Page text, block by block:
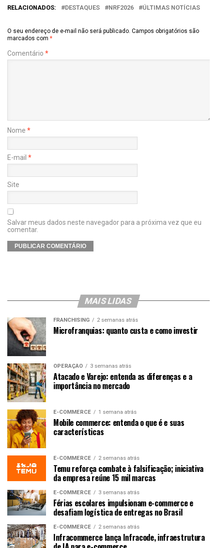
RELACIONADOS: DESTAQUES NRF2026 ÚLTIMAS NOTÍCIAS
O seu endereço de e-mail não será publicado. Campos obrigatórios são
marcados com *
Comentário *
Nome *
E-mail *
Site
Salvar meus dados neste navegador para a próxima vez que eu
comentar.
MAIS LIDAS
FRANCHISING 2 semanas atrás
Microfranquias: quanto custa e como investir
OPERAÇÃO 3 semanas atrás
Atacado e Varejo: entenda as diferenças e a
importância no mercado
E-COMMERCE 1 semana atrás
Mobile commerce: entenda o que é e suas
características
E-COMMERCE 2 semanas atrás
Temu reforça combate à falsificação; iniciativa
da empresa reúne 15 mil marcas
E-COMMERCE 3 semanas atrás
Férias escolares impulsionam e-commerce e
desafiam logística de entregas no Brasil
E-COMMERCE 2 semanas atrás
Infracommerce lança Infracode, infraestrutura